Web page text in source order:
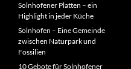
Solnhofener Platten – ein
Highlight in jeder Küche
Solnhofen – Eine Gemeinde
zwischen Naturpark und
Fossilien
10 Gebote für Solnhofener